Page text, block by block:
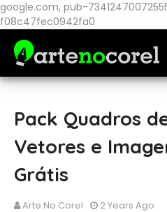
google.com, pub-
f08c47fec0942fa0
Pack Quadros
Vetores e
Grátis
Arte No Corel 2 Years Ago